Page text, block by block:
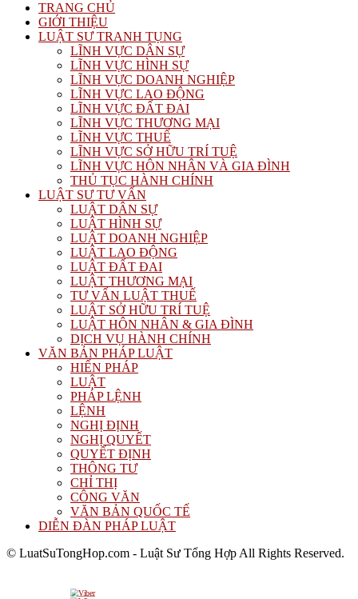
TRANG CHỦ
GIỚI THIỆU
LUẬT SƯ TRANH TỤNG
LĨNH VỰC DÂN SỰ
LĨNH VỰC HÌNH SỰ
LĨNH VỰC DOANH NGHIỆP
LĨNH VỰC LAO ĐỘNG
LĨNH VỰC ĐẤT ĐAI
LĨNH VỰC THƯƠNG MẠI
LĨNH VỰC THUẾ
LĨNH VỰC SỞ HỮU TRÍ TUỆ
LĨNH VỰC HÔN NHÂN VÀ GIA ĐÌNH
THỦ TỤC HÀNH CHÍNH
LUẬT SƯ TƯ VẤN
LUẬT DÂN SỰ
LUẬT HÌNH SỰ
LUẬT DOANH NGHIỆP
LUẬT LAO ĐỘNG
LUẬT ĐẤT ĐAI
LUẬT THƯƠNG MẠI
TƯ VẤN LUẬT THUẾ
LUẬT SỞ HỮU TRÍ TUỆ
LUẬT HÔN NHÂN & GIA ĐÌNH
DỊCH VỤ HÀNH CHÍNH
VĂN BẢN PHÁP LUẬT
HIẾN PHÁP
LUẬT
PHÁP LỆNH
LỆNH
NGHỊ ĐỊNH
NGHỊ QUYẾT
QUYẾT ĐỊNH
THÔNG TƯ
CHỈ THỊ
CÔNG VĂN
VĂN BẢN QUỐC TẾ
DIỄN ĐÀN PHÁP LUẬT
© LuatSuTongHop.com - Luật Sư Tổng Hợp All Rights Reserved.